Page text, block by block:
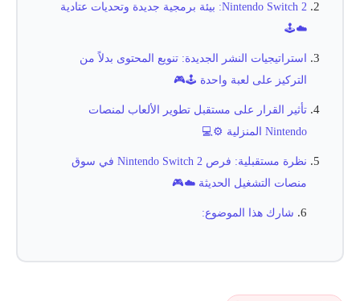
Nintendo Switch 2: بيئة برمجية جديدة وتحديات عتادية
☁️🕹️
استراتيجيات النشر الجديدة: تنويع المحتوى بدلاً من
التركيز على لعبة واحدة 🕹️🎮
تأثير القرار على مستقبل تطوير الألعاب لمنصات
Nintendo المنزلية ⚙️💻
نظرة مستقبلية: فرص Nintendo Switch 2 في سوق
منصات التشغيل الحديثة ☁️🎮
شارك هذا الموضوع: